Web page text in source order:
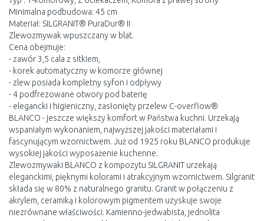
Minimalna podbudowa: 45 cm
Materiał: SILGRANIT® PuraDur® II
Zlewozmywak wpuszczany w blat.
Cena obejmuje:
- zawór 3,5 cala z sitkiem,
- korek automatyczny w komorze głównej
- zlew posiada kompletny syfon i odpływy
- 4 podfrezowane otwory pod baterię
- elegancki i higieniczny, zasłonięty przelew C-overflow®
BLANCO - jeszcze większy komfort w Państwa kuchni. Urzekają
wspaniałym wykonaniem, najwyższej jakości materiałami i
fascynującym wzornictwem. Już od 1925 roku BLANCO produkuje
wysokiej jakości wyposażenie kuchenne.
Zlewozmywaki BLANCO z kompozytu SILGRANIT urzekają
eleganckimi, pięknymi kolorami i atrakcyjnym wzornictwem. Silgranit
składa się w 80% z naturalnego granitu. Granit w połączeniu z
akrylem, ceramiką i kolorowym pigmentem uzyskuje swoje
niezrównane właściwości. Kamienno-jedwabista, jednolita